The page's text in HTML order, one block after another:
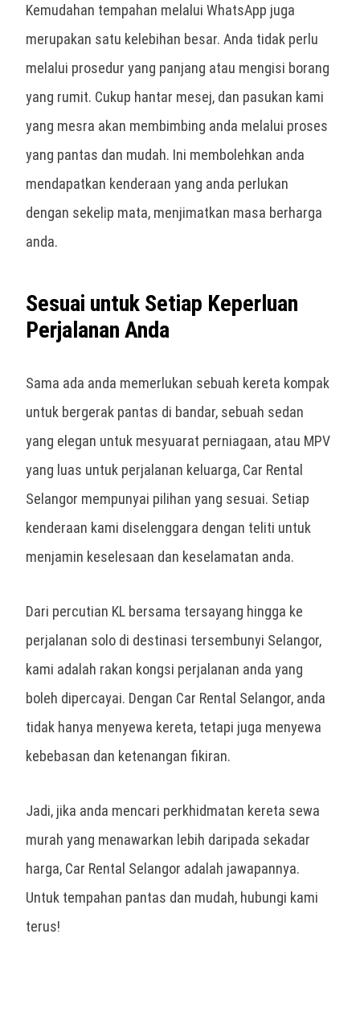
Kemudahan tempahan melalui WhatsApp juga
merupakan satu kelebihan besar. Anda tidak perlu
melalui prosedur yang panjang atau mengisi borang
yang rumit. Cukup hantar mesej, dan pasukan kami
yang mesra akan membimbing anda melalui proses
yang pantas dan mudah. Ini membolehkan anda
mendapatkan kenderaan yang anda perlukan
dengan sekelip mata, menjimatkan masa berharga
anda.
Sesuai untuk Setiap Keperluan
Perjalanan Anda
Sama ada anda memerlukan sebuah kereta kompak
untuk bergerak pantas di bandar, sebuah sedan
yang elegan untuk mesyuarat perniagaan, atau MPV
yang luas untuk perjalanan keluarga, Car Rental
Selangor mempunyai pilihan yang sesuai. Setiap
kenderaan kami diselenggara dengan teliti untuk
menjamin keselesaan dan keselamatan anda.
Dari percutian KL bersama tersayang hingga ke
perjalanan solo di destinasi tersembunyi Selangor,
kami adalah rakan kongsi perjalanan anda yang
boleh dipercayai. Dengan Car Rental Selangor, anda
tidak hanya menyewa kereta, tetapi juga menyewa
kebebasan dan ketenangan fikiran.
Jadi, jika anda mencari perkhidmatan kereta sewa
murah yang menawarkan lebih daripada sekadar
harga, Car Rental Selangor adalah jawapannya.
Untuk tempahan pantas dan mudah, hubungi kami
terus!